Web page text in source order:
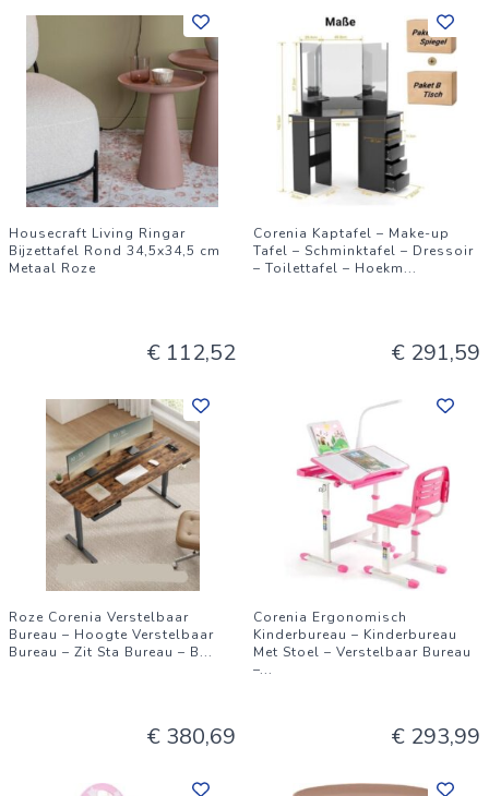
Housecraft Living Ringar
Bijzettafel Rond 34,5x34,5 cm
Metaal Roze
€ 112,52
Corenia Kaptafel – Make-up
Tafel – Schminktafel – Dressoir
– Toilettafel – Hoekm...
€ 291,59
Roze Corenia Verstelbaar
Bureau – Hoogte Verstelbaar
Bureau – Zit Sta Bureau – B...
€ 380,69
Corenia Ergonomisch
Kinderbureau – Kinderbureau
Met Stoel – Verstelbaar Bureau
–...
€ 293,99